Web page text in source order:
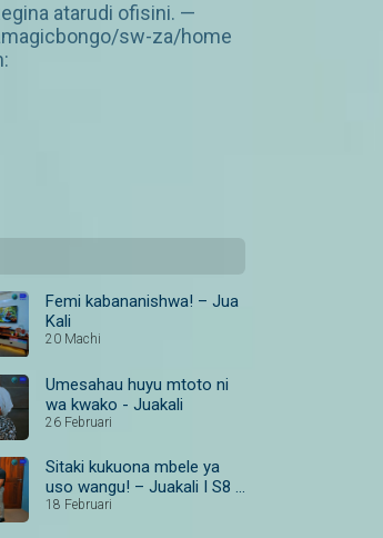
atarudi ofisini. —
sw-za/home
Femi kabananishwa! – Jua
Kali
20 Machi
Umesahau huyu mtoto ni
wa kwako - Juakali
26 Februari
Sitaki kukuona mbele ya
uso wangu! – Juakali I S8 I
Ep 185 I Maisha Magic
18 Februari